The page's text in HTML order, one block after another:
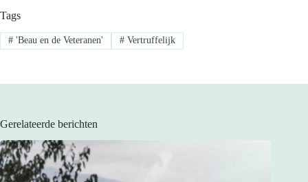
Tags
#'Beau en de Veteranen' #Vertruffelijk
Gerelateerde berichten